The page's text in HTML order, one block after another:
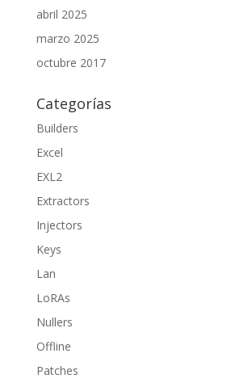
abril 2025
marzo 2025
octubre 2017
Categorías
Builders
Excel
EXL2
Extractors
Injectors
Keys
Lan
LoRAs
Nullers
Offline
Patches